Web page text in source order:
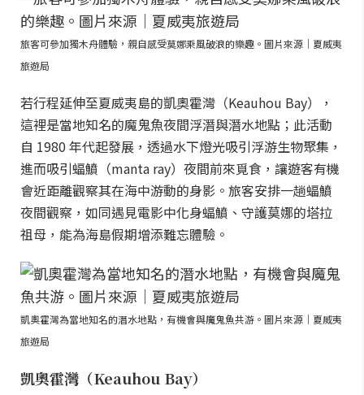
旅客可參加獨木舟體驗，親自感受莫娜乘風破浪的樂趣。圖片來源｜夏威夷
旅遊局
若行程延伸至夏威夷島的凱奧霍灣（Keauhou Bay），
這裡是當地知名的魔鬼魚夜間浮潛與潛水地點；此活動
自 1980 年代起發展，透過水下燈光吸引浮游生物聚集，
進而吸引蝠鱝（manta ray）夜間前來覓食，讓遊客有機
會近距離觀察其在海中游動的身影。旅客安排一趟蝠鱝
夜間觀察，如同遇見電影中化身蝠鱝、守護莫娜的塔拉
祖母，能為海島假期增添難忘體驗。
凱奧霍灣為當地知名的潛水地點，有機會與魔鬼魚共游。圖片來源｜夏威夷
旅遊局
凱奧霍灣（Keauhou Bay）